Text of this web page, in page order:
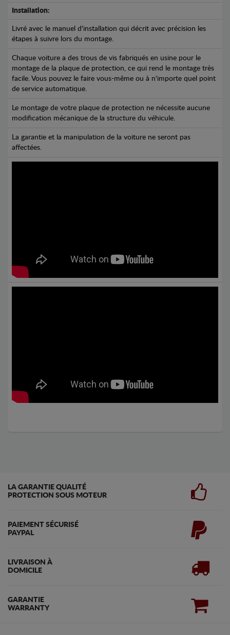
Installation:
Livré avec le manuel d'installation qui décrit avec précision les
étapes à suivre lors du montage.
Chaque voiture a des trous de vis fabriqués en usine pour le
montage de la plaque de protection, ce qui rend le montage très
facile. Vous pouvez le faire vous-même ou à n'importe quel point
de service automatique.
Le montage de votre plaque de protection ne nécessite aucune
modification mécanique de la structure du véhicule.
La garantie et la manipulation de la voiture ne seront pas
affectées.
LA GARANTIE QUALITÉ
PROTECTION SOUS MOTEUR
PAIEMENT SÉCURISÉ
PAYPAL
LIVRAISON À
DOMICILE
GARANTIE
WARRANTY